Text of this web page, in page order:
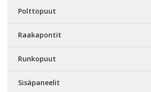
Polttopuut
Raakapontit
Runkopuut
Sisäpaneelit